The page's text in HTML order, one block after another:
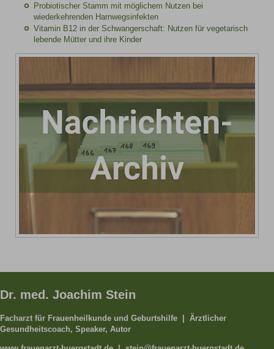
Probiotischer Stamm mit möglichem Nutzen bei
wiederkehrenden Harnwegsinfekten
Vitamin B12 in der Schwangerschaft: Nutzen für vegetarisch
lebende Mütter und ihre Kinder
Dr. med. Joachim Stein
Facharzt für Frauenheilkunde und Geburtshilfe | Ärztlicher
Gesundheitscoach, Speaker, Autor